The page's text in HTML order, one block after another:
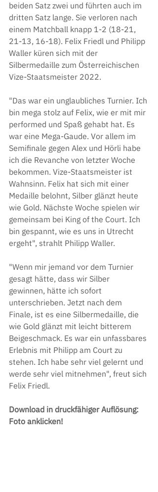
beiden Satz zwei und führten auch im
dritten Satz lange. Sie verloren nach
einem Matchball knapp 1-2 (18-21,
21-13, 16-18). Felix Friedl und Philipp
Waller küren sich mit der
Silbermedaille zum Österreichischen
Vize-Staatsmeister 2022.
"Das war ein unglaubliches Turnier. Ich
bin mega stolz auf Felix, wie er mit mir
performed und Spaß gehabt hat. Es
war eine Mega-Gaude. Vor allem im
Semifinale gegen Alex und Hörli habe
ich die Revanche von letzter Woche
bekommen. Vize-Staatsmeister ist
Wahnsinn. Felix hat sich mit einer
Medaille belohnt, Silber glänzt heute
wie Gold. Nächste Woche spielen wir
gemeinsam bei King of the Court. Ich
bin gespannt, wie es uns in Utrecht
ergeht", strahlt Philipp Waller.
"Wenn mir jemand vor dem Turnier
gesagt hätte, dass wir Silber
gewinnen, hätte ich sofort
unterschrieben. Jetzt nach dem
Finale, ist es eine Silbermedaille, die
wie Gold glänzt mit leicht bitterem
Beigeschmack. Es war ein unfassbares
Erlebnis mit Philipp am Court zu
stehen. Ich habe sehr viel gelernt und
werde sehr viel mitnehmen", freut sich
Felix Friedl.
Download in druckfähiger Auflösung:
Foto anklicken!